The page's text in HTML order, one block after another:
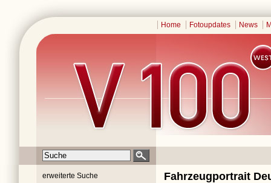
Home Fotoupdates News
erweiterte Suche Fahrzeugportrait